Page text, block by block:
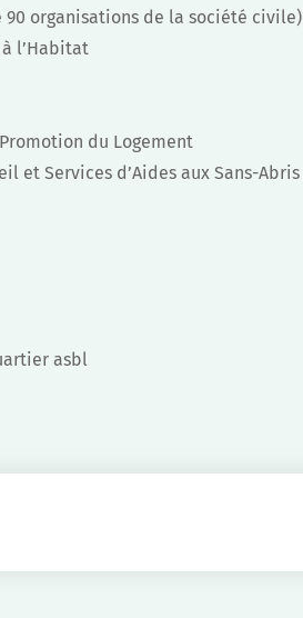
organisations de la société civile)
l’Habitat
du Logement
et Services d’Aides aux Sans-Abris
asbl